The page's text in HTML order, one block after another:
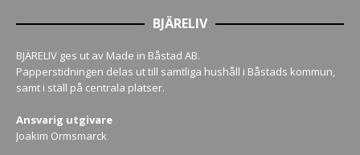
BJÄRELIV
BJÄRELIV ges ut av Made in Båstad AB.
Papperstidningen delas ut till samtliga hushåll i Båstads kommun,
samt i ställ på centrala platser.
Ansvarig utgivare
Joakim Ormsmarck